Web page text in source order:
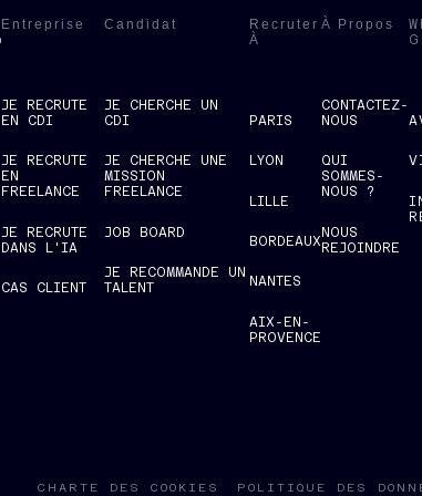
Entreprise
JE RECRUTE
EN CDI
JE RECRUTE
EN
FREELANCE
JE RECRUTE
DANS L'IA
CAS CLIENT
Candidat
JE CHERCHE UN
CDI
JE CHERCHE UNE
MISSION
FREELANCE
JOB BOARD
JE RECOMMANDE UN
TALENT
Recruter
À
PARIS
LYON
LILLE
BORDEAUX
NANTES
AIX-EN-
PROVENCE
À Propos
CONTACTEZ-
NOUS
QUI
SOMMES-
NOUS ?
NOUS
REJOINDRE
CHARTE DES COOKIES POLITIQUE DES